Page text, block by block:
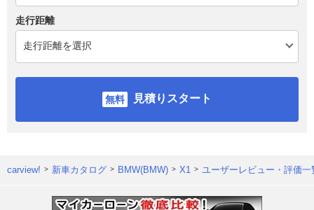
走行距離
見積りスタート
carview! 新車カタログ BMW(BMW) X1 ユーザーレビュー・評価一